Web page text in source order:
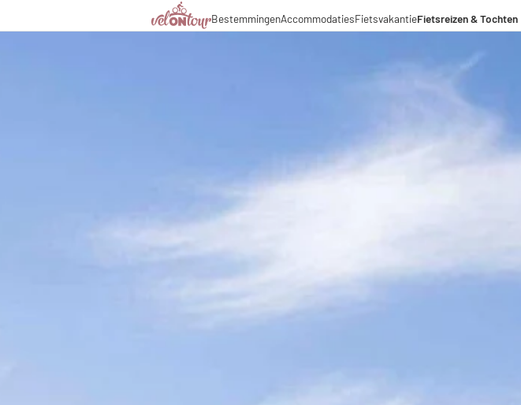
Bestemmingen
Italië
Accommodaties
Italië
Fietsvakantie
Culinaire hoogstandjes
Fietsreizen & Tochten
Fietsreizen